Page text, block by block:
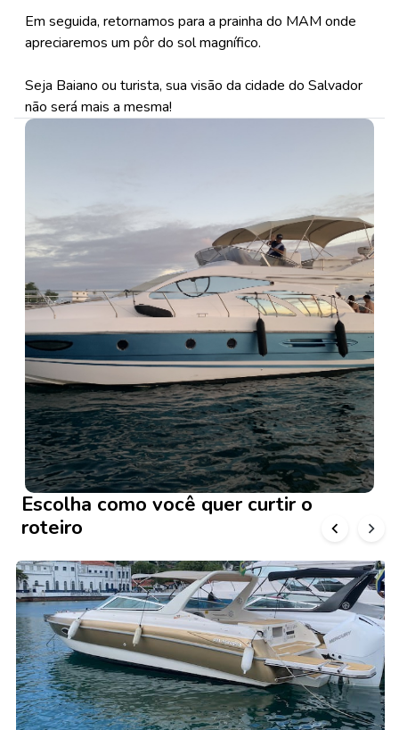
Em seguida, retornamos para a prainha do MAM onde
apreciaremos um pôr do sol magnífico.
Seja Baiano ou turista, sua visão da cidade do Salvador
não será mais a mesma!
Escolha como você quer curtir o
roteiro